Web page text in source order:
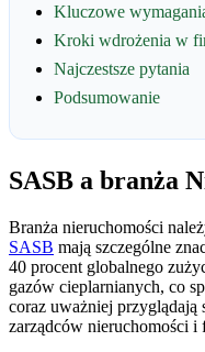
Kluczowe
Kroki wdrożenia w
Najczestsze pytania
Podsumowanie
SASB a branża
Branża nieruchomości
SASB mają szczególne
40 procent globalnego
gazów cieplarnianych, co
coraz uważniej
zarządców nieruchomości i